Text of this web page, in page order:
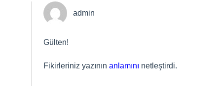
admin
Gülten!
Fikirleriniz yazının anlamını netleştirdi.